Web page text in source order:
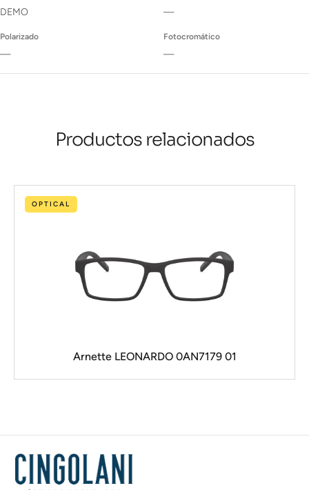
DEMO —
Polarizado
—
Fotocromático
—
Productos relacionados
OPTICAL
Arnette LEONARDO 0AN7179 01